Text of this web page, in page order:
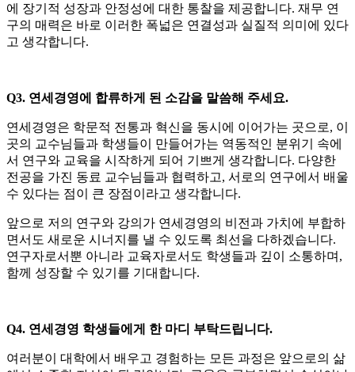
에 장기적 성장과 안정성에 대한 통찰을 제공합니다. 재무 연
구의 매력은 바로 이러한 폭넓은 연결성과 실질적 의미에 있다
고 생각합니다.
Q3. 연세경영에 합류하게 된 소감을 말씀해 주세요.
연세경영은 학문적 전통과 혁신을 동시에 이어가는 곳으로, 이
곳의 교수님들과 학생들이 만들어가는 역동적인 분위기 속에
서 연구와 교육을 시작하게 되어 기쁘게 생각합니다. 다양한
전공을 가진 동료 교수님들과 협력하고, 서로의 연구에서 배울
수 있다는 점이 큰 장점이라고 생각합니다.
앞으로 저의 연구와 강의가 연세경영의 비전과 가치에 부합하
면서도 새로운 시너지를 낼 수 있도록 최선을 다하겠습니다.
연구자로서뿐 아니라 교육자로서도 학생들과 깊이 소통하며,
함께 성장할 수 있기를 기대합니다.
Q4. 연세경영 학생들에게 한 마디 부탁드립니다.
여러분이 대학에서 배우고 경험하는 모든 과정은 앞으로의 삶